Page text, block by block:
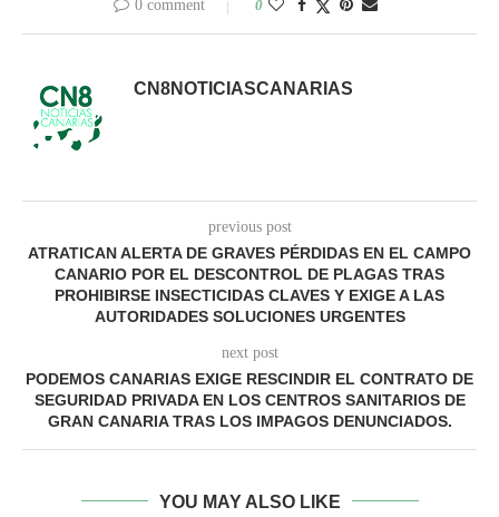
0 comment 0
CN8NOTICIASCANARIAS
previous post
ATRATICAN ALERTA DE GRAVES PÉRDIDAS EN EL CAMPO
CANARIO POR EL DESCONTROL DE PLAGAS TRAS
PROHIBIRSE INSECTICIDAS CLAVES Y EXIGE A LAS
AUTORIDADES SOLUCIONES URGENTES
next post
PODEMOS CANARIAS EXIGE RESCINDIR EL CONTRATO DE
SEGURIDAD PRIVADA EN LOS CENTROS SANITARIOS DE
GRAN CANARIA TRAS LOS IMPAGOS DENUNCIADOS.
YOU MAY ALSO LIKE